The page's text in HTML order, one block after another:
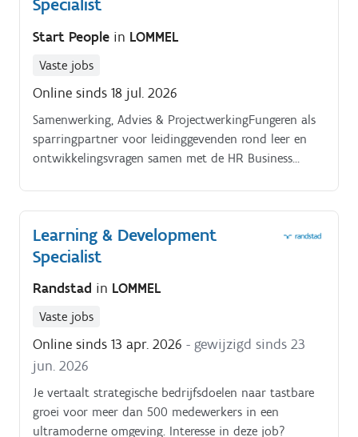
ontwikkeling Onderstaand takenpakket staat op jou
te wachten:. Ontwikkelen en implementeren van het
strategie Vertalen van opleidingsnoden naar concrete
leertrajecten en ontwikkelingsprogramma's
Coördineren van trainingen, certificeringen,
onboarding en verplichte opleidingen Monitoren van
formuleren van verbeteracties Beheren en
optimaliseren van het Learning Management System
(LMS) Samenwerken met HR, leidinggevenden en
externe partners als adviseur rond leren en
ontwikkelen Rapporteren aan de HR Director en
bijdragen aan HR-projecten
Specialist
Start People in LOMMEL
Vaste jobs
Online sinds 18 jul. 2026
Samenwerking, Advies & ProjectwerkingFungeren als
sparringpartner voor leidinggevenden rond leer en
ontwikkelingsvragen samen met de HR Business
en externe partnersActieve bijdrage leveren aan
bredere HR projecten binnen een groeiende
organisatieRapporteren aan HR director over
voortgang, resultaten en optimalisaties
Learning & Development
Specialist
Randstad in LOMMEL
Vaste jobs
Online sinds 13 apr. 2026 - gewijzigd sinds 23
jun. 2026
Je vertaalt strategische bedrijfsdoelen naar tastbare
groei voor meer dan 500 medewerkers in een
ultramoderne omgeving. Interesse in deze job?